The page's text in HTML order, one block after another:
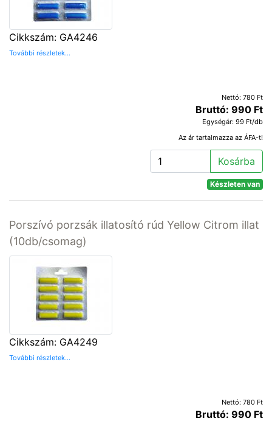
Cikkszám: GA4246
További részletek...
Nettó: 780 Ft
Bruttó: 990 Ft
Egységár: 99 Ft/db
Az ár tartalmazza az ÁFA-t!
Kosárba
Készleten van
Porszívó porzsák illatosító rúd Yellow Citrom illat
(10db/csomag)
Cikkszám: GA4249
További részletek...
Nettó: 780 Ft
Bruttó: 990 Ft